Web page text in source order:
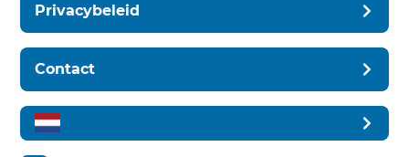
Privacybeleid
Contact